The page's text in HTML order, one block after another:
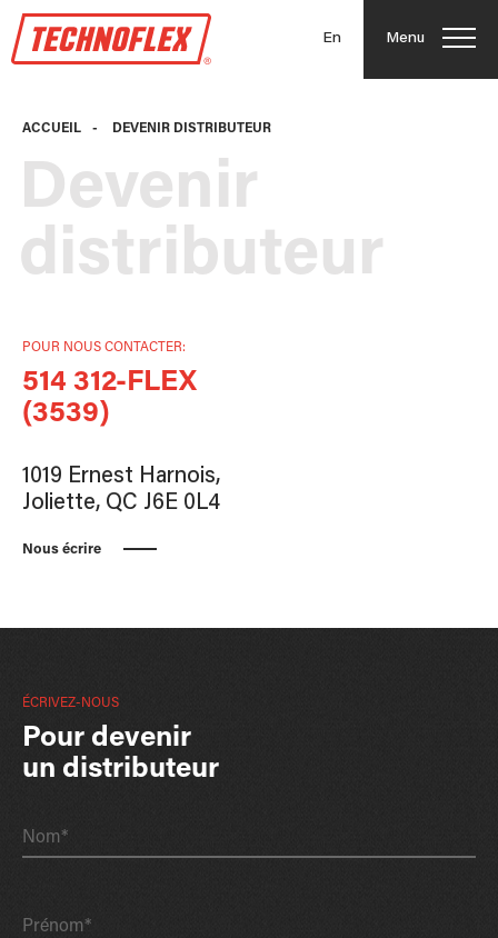
En Menu
ACCUEIL - DEVENIR DISTRIBUTEUR
Devenir
distributeur
POUR NOUS CONTACTER:
514 312-FLEX
(3539)
1019 Ernest Harnois,
Joliette, QC J6E 0L4
Nous écrire
ÉCRIVEZ-NOUS
Pour devenir
un distributeur
Nom*
Prénom*